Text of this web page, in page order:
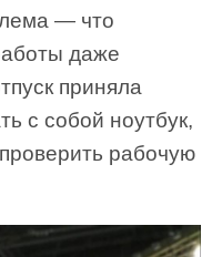
— что
даже
приняла
с собой ноутбук,
рабочую